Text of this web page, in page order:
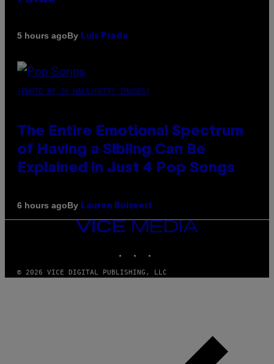
5 hours agoBy Luis Prada
(PHOTO BY JO HALE/GETTY IMAGES)
The Entire Emotional Spectrum
of Having a Sibling Can Be
Explained in Just 4 Pop Songs
6 hours agoBy Lauren Boisvert
VICE
MEDIA
© 2026 VICE DIGITAL PUBLISHING, LLC